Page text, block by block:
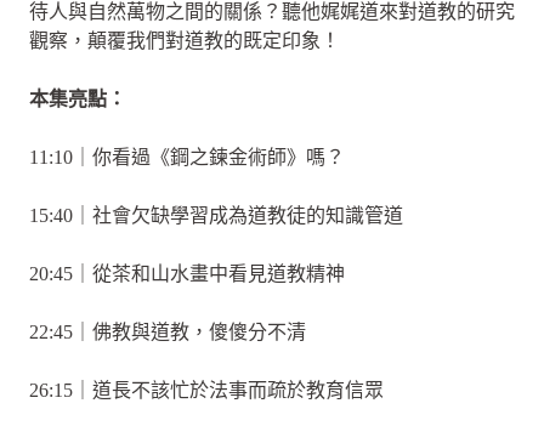
待人與自然萬物之間的關係？聽他娓娓道來對道教的研究
觀察，顛覆我們對道教的既定印象！
本集亮點：
11:10｜你看過《鋼之鍊金術師》嗎？
15:40｜社會欠缺學習成為道教徒的知識管道
20:45｜從茶和山水畫中看見道教精神
22:45｜佛教與道教，傻傻分不清
26:15｜道長不該忙於法事而疏於教育信眾